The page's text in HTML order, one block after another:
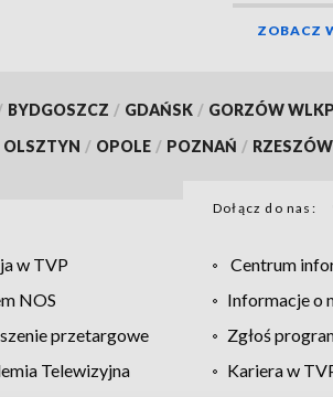
ZOBACZ
BYDGOSZCZ / GDAŃSK / GORZÓW
OLSZTYN / OPOLE / POZNAŃ / RZESZÓW
Dołącz do nas:
w TVP Centrum
NOS Informacje o
przetargowe Zgłoś
Telewizyjna Kariera w